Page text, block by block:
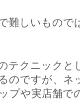
難しいもので
テクニックと
のですが、ネ
プや実店舗で